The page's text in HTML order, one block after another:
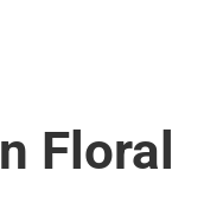
Floral